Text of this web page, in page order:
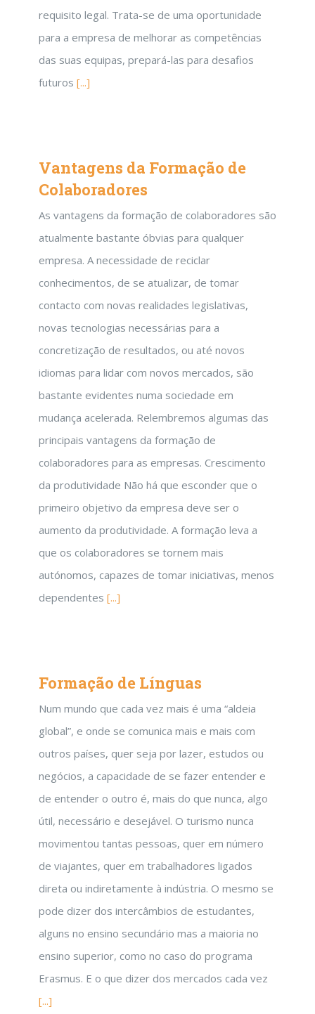
requisito legal. Trata-se de uma oportunidade
para a empresa de melhorar as competências
das suas equipas, prepará-las para desafios
futuros [...]
Vantagens da Formação de
Colaboradores
As vantagens da formação de colaboradores são
atualmente bastante óbvias para qualquer
empresa. A necessidade de reciclar
conhecimentos, de se atualizar, de tomar
contacto com novas realidades legislativas,
novas tecnologias necessárias para a
concretização de resultados, ou até novos
idiomas para lidar com novos mercados, são
bastante evidentes numa sociedade em
mudança acelerada. Relembremos algumas das
principais vantagens da formação de
colaboradores para as empresas. Crescimento
da produtividade Não há que esconder que o
primeiro objetivo da empresa deve ser o
aumento da produtividade. A formação leva a
que os colaboradores se tornem mais
autónomos, capazes de tomar iniciativas, menos
dependentes [...]
Formação de Línguas
Num mundo que cada vez mais é uma “aldeia
global”, e onde se comunica mais e mais com
outros países, quer seja por lazer, estudos ou
negócios, a capacidade de se fazer entender e
de entender o outro é, mais do que nunca, algo
útil, necessário e desejável. O turismo nunca
movimentou tantas pessoas, quer em número
de viajantes, quer em trabalhadores ligados
direta ou indiretamente à indústria. O mesmo se
pode dizer dos intercâmbios de estudantes,
alguns no ensino secundário mas a maioria no
ensino superior, como no caso do programa
Erasmus. E o que dizer dos mercados cada vez
[...]